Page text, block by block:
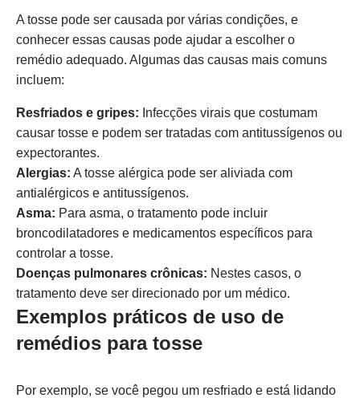
A tosse pode ser causada por várias condições, e
conhecer essas causas pode ajudar a escolher o
remédio adequado. Algumas das causas mais comuns
incluem:
Resfriados e gripes: Infecções virais que costumam
causar tosse e podem ser tratadas com antitussígenos ou
expectorantes.
Alergias: A tosse alérgica pode ser aliviada com
antialérgicos e antitussígenos.
Asma: Para asma, o tratamento pode incluir
broncodilatadores e medicamentos específicos para
controlar a tosse.
Doenças pulmonares crônicas: Nestes casos, o
tratamento deve ser direcionado por um médico.
Exemplos práticos de uso de
remédios para tosse
Por exemplo, se você pegou um resfriado e está lidando